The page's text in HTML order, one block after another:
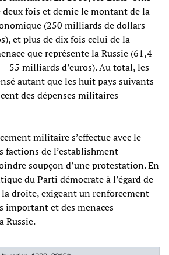
deux fois et demie le montant de la
(250 milliards de dollars —
et plus de dix fois celui de la
que représente la Russie (61,4
55 milliards d’euros). Au total, les
autant que les huit pays suivants
des dépenses militaires
militaire s’effectue avec le
factions de l’establishment
soupçon d’une protestation. En
du Parti démocrate à l’égard de
droite, exigeant un renforcement
important et des menaces
Russie.